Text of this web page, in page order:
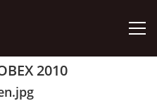
2010